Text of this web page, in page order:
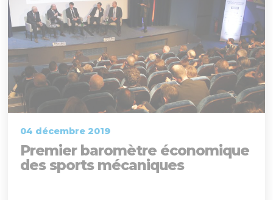
04 décembre 2019
Premier baromètre économique
des sports mécaniques